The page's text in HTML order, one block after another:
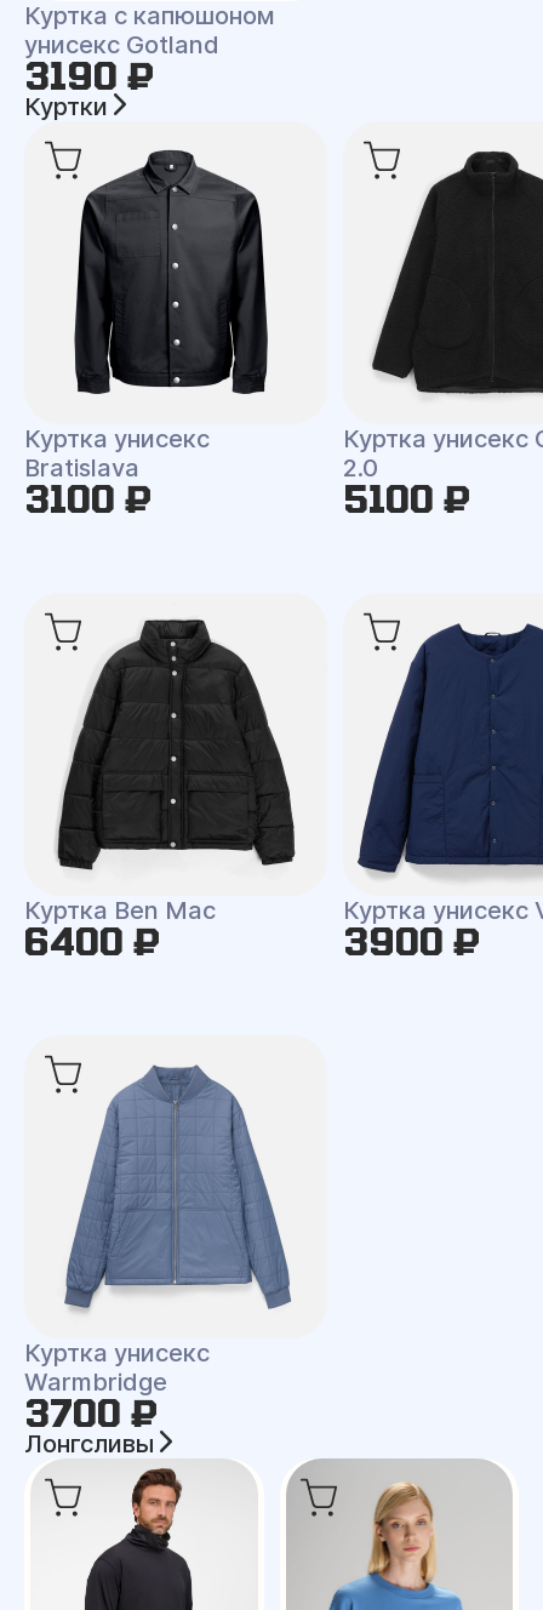
Куртка с капюшоном
унисекс Gotland
3190 ₽
Куртки
Куртка унисекс
Bratislava
3100 ₽
Куртка унисекс
2.0
5100 ₽
Куртка Ben Mac
6400 ₽
Куртка унисекс
3900 ₽
Куртка унисекс
Warmbridge
3700 ₽
Лонгсливы